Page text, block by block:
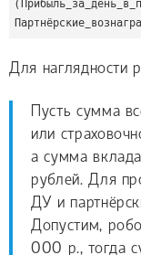
Для наглядности
Пусть сумма
или
а сумма
рублей. Для
ДУ и
Допустим,
000 р., тогда